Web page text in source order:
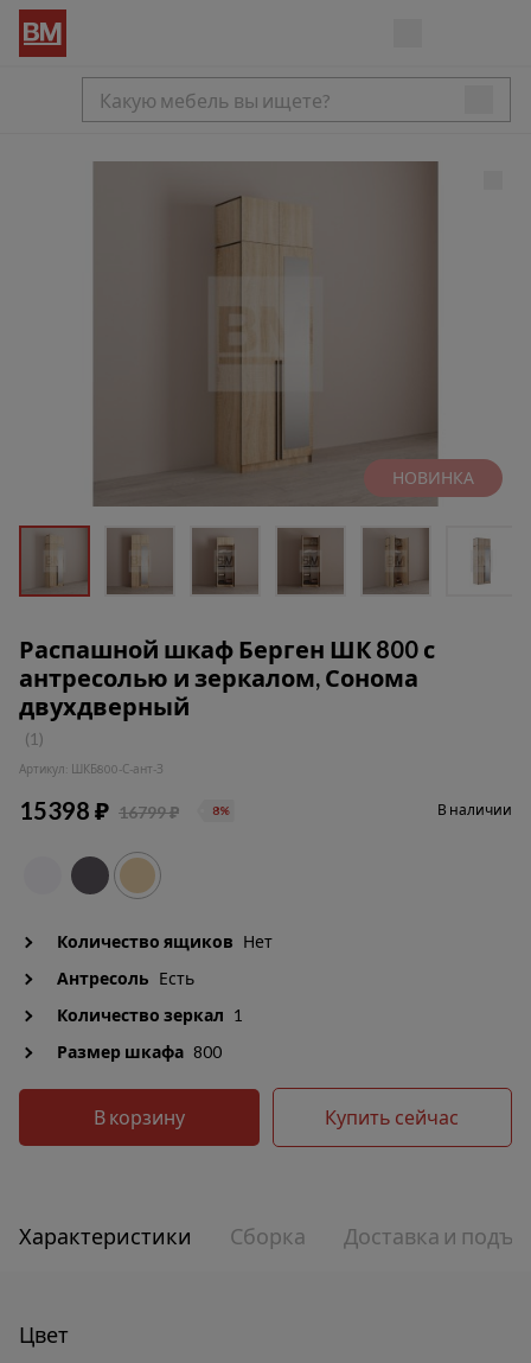
НОВИНКА
Распашной шкаф Берген ШК 800 с
антресолью и зеркалом, Сонома
двухдверный
(1)
Артикул: ШКБ800-С-ант-З
15398 ₽ 16799 ₽ 8% В наличии
Количество ящиков Нет
Антресоль Есть
Количество зеркал 1
Размер шкафа 800
В корзину Купить сейчас
Характеристики Сборка Доставка и
Цвет